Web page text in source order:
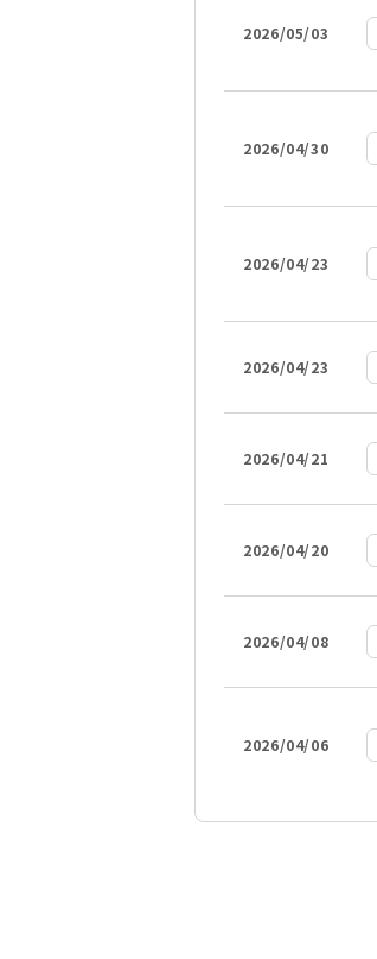
2026/05/03
2026/04/30
2026/04/23
2026/04/23
2026/04/21
2026/04/20
2026/04/08
2026/04/06